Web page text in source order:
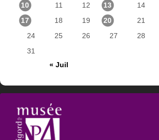
10
11 12 13 14
17
18 19 20 21
24
25 26 27 28
31
« Juil